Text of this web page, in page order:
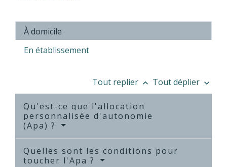
À domicile
En établissement
Tout replier keyboard_arrow_up Tout déplier keyboard_arrow_down
Qu'est-ce que l'allocation
personnalisée d'autonomie
(Apa) ?
Quelles sont les conditions pour
toucher l'Apa ?